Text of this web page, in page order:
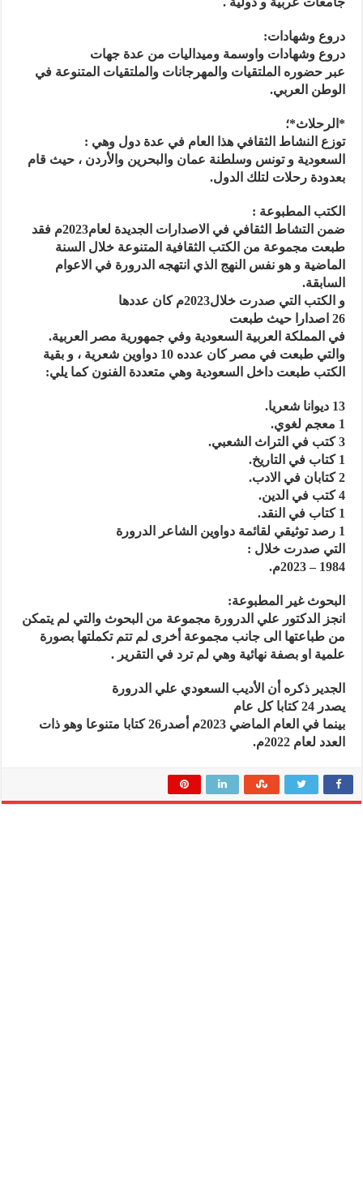
دروع وشهادات:
دروع وشهادات واوسمة وميداليات من عدة جهات
عبر حضوره الملتقيات والمهرجانات والملتقيات المتنوعة في
الوطن العربي.
*الرحلاث*؛
توزع النشاط الثقافي هذا العام في عدة دول وهي :
السعودية و تونس وسلطنة عمان والبحرين والأردن ، حيث قام
بعدودة رحلات لتلك الدول.
الكتب المطبوعة :
ضمن التشاط الثقافي في الاصدارات الجديدة لعام2023م فقد
طبعت مجموعة من الكتب الثقافية المتنوعة خلال السنة
الماضية و هو نفس النهج الذي انتهجه الدرورة في الاعوام
السابقة.
و الكتب التي صدرت خلال2023م كان عددها
26 اصدارا حيث طبعت
في المملكة العربية السعودية وفي جمهورية مصر العربية.
والتي طبعت في مصر كان عدده 10 دواوين شعرية ، و بقية
الكتب طبعت داخل السعودية وهي متعددة الفنون كما يلي:
13 ديوانا شعريا.
1 معجم لغوي.
3 كتب في التراث الشعبي.
1 كتاب في التاريخ.
2 كتابان في الادب.
4 كتب في الدين.
1 كتاب في النقد.
1 رصد توثيقي لقائمة دواوين الشاعر الدرورة
التي صدرت خلال :
1984 – 2023م.
البحوث غير المطبوعة:
انجز الدكتور علي الدرورة مجموعة من البحوث والتي لم يتمكن
من طباعتها الى جانب مجموعة أخرى لم تتم تكملتها بصورة
علمية او بصفة نهائية وهي لم ترد في التقرير .
الجدير ذكره أن الأديب السعودي علي الدرورة
يصدر 24 كتابا كل عام
بينما في العام الماضي 2023م أصدر26 كتابا متنوعا وهو ذات
العدد لعام 2022م.